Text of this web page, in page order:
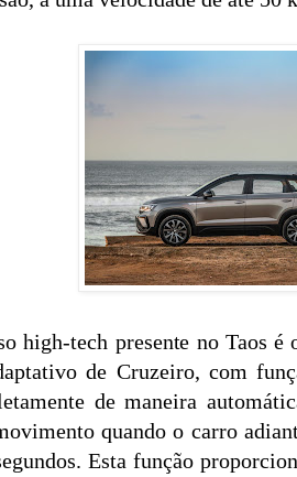
high-tech presente no Taos
de Cruzeiro, com
de maneira
quando o carro
Esta função